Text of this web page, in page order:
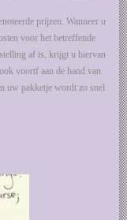
prijzen. Wanneer u
voor het betreffende
af is, krijgt u hiervan
voortf aan de hand van
uw pakketje wordt zo snel